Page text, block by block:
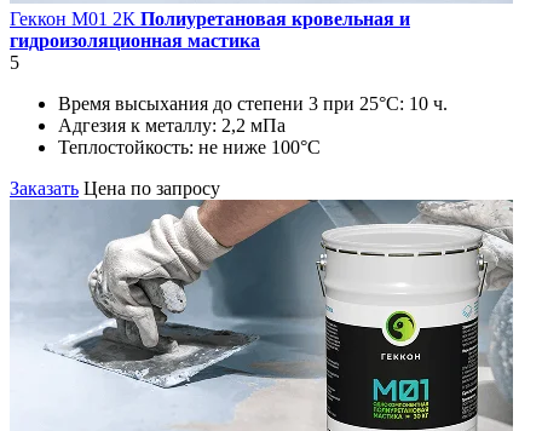
Геккон М01 2К Полиуретановая кровельная и
гидроизоляционная мастика
5
Время высыхания до степени 3 при 25°С: 10 ч.
Адгезия к металлу: 2,2 мПа
Теплостойкость: не ниже 100°С
Заказать Цена по запросу